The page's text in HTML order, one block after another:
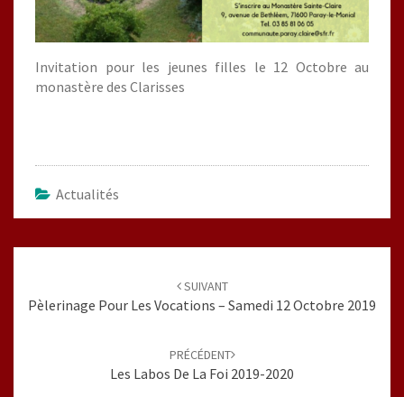
Invitation pour les jeunes filles le 12 Octobre au
monastère des Clarisses
Actualités
SUIVANT
Pèlerinage Pour Les Vocations – Samedi 12 Octobre 2019
PRÉCÉDENT
Les Labos De La Foi 2019-2020